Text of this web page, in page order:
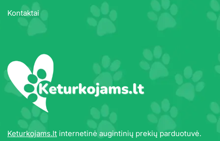
Kontaktai
Keturkojams.lt internetinė augintinių prekių parduotuvė.